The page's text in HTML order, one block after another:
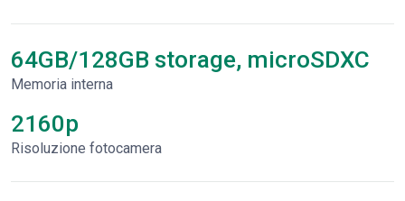
64GB/128GB storage, microSDXC
Memoria interna
2160p
Risoluzione fotocamera